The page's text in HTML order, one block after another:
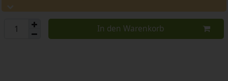
In den Warenkorb